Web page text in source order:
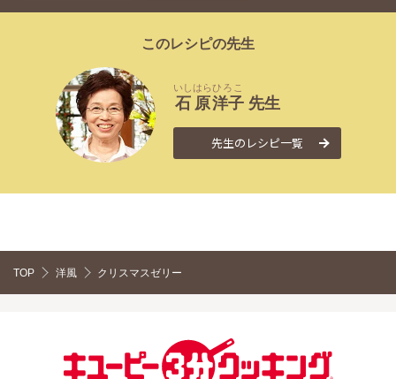
このレシピの先生
石原
いしはら
洋子
ひろこ
先生
先生のレシピ一覧
TOP 洋風 クリスマスゼリー